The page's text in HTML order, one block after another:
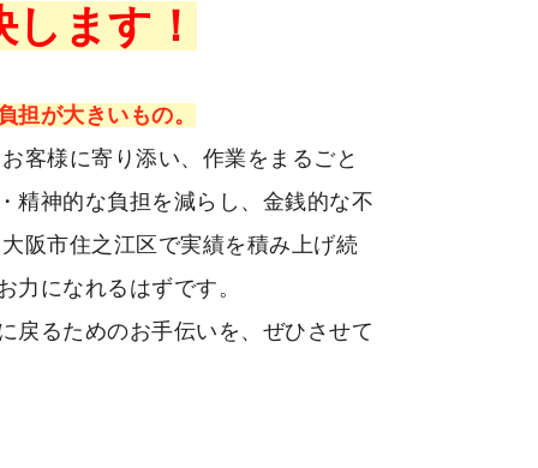
ます！
担が大きいもの。
客様に寄り添い、作業をまるごと
精神的な負担を減らし、金銭的な不
阪市住之江区で実績を積み上げ続
力になれるはずです。
戻るためのお手伝いを、ぜひさせて